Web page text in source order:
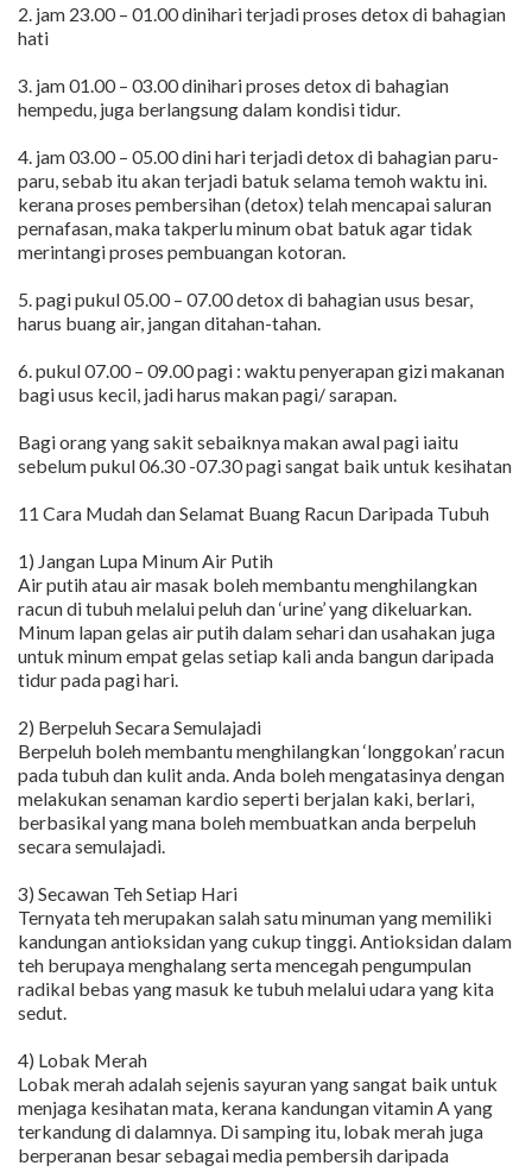
2. jam 23.00 – 01.00 dinihari terjadi proses detox di bahagian
hati
3. jam 01.00 – 03.00 dinihari proses detox di bahagian
hempedu, juga berlangsung dalam kondisi tidur.
4. jam 03.00 – 05.00 dini hari terjadi detox di bahagian paru-
paru, sebab itu akan terjadi batuk selama temoh waktu ini.
kerana proses pembersihan (detox) telah mencapai saluran
pernafasan, maka takperlu minum obat batuk agar tidak
merintangi proses pembuangan kotoran.
5. pagi pukul 05.00 – 07.00 detox di bahagian usus besar,
harus buang air, jangan ditahan-tahan.
6. pukul 07.00 – 09.00 pagi : waktu penyerapan gizi makanan
bagi usus kecil, jadi harus makan pagi/ sarapan.
Bagi orang yang sakit sebaiknya makan awal pagi iaitu
sebelum pukul 06.30 -07.30 pagi sangat baik untuk kesihatan
11 Cara Mudah dan Selamat Buang Racun Daripada Tubuh
1) Jangan Lupa Minum Air Putih
Air putih atau air masak boleh membantu menghilangkan
racun di tubuh melalui peluh dan ‘urine’ yang dikeluarkan.
Minum lapan gelas air putih dalam sehari dan usahakan juga
untuk minum empat gelas setiap kali anda bangun daripada
tidur pada pagi hari.
2) Berpeluh Secara Semulajadi
Berpeluh boleh membantu menghilangkan ‘longgokan’ racun
pada tubuh dan kulit anda. Anda boleh mengatasinya dengan
melakukan senaman kardio seperti berjalan kaki, berlari,
berbasikal yang mana boleh membuatkan anda berpeluh
secara semulajadi.
3) Secawan Teh Setiap Hari
Ternyata teh merupakan salah satu minuman yang memiliki
kandungan antioksidan yang cukup tinggi. Antioksidan dalam
teh berupaya menghalang serta mencegah pengumpulan
radikal bebas yang masuk ke tubuh melalui udara yang kita
sedut.
4) Lobak Merah
Lobak merah adalah sejenis sayuran yang sangat baik untuk
menjaga kesihatan mata, kerana kandungan vitamin A yang
terkandung di dalamnya. Di samping itu, lobak merah juga
berperanan besar sebagai media pembersih daripada